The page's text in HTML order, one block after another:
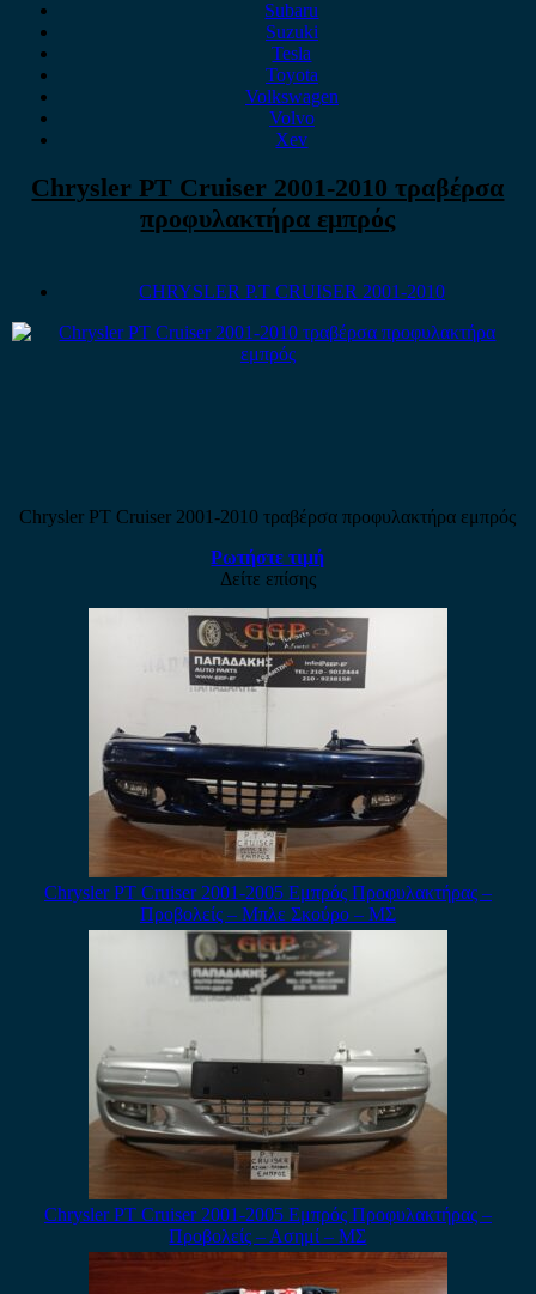
Subaru
Suzuki
Tesla
Toyota
Volkswagen
Volvo
Xev
Chrysler PT Cruiser 2001-2010 τραβέρσα
προφυλακτήρα εμπρός
CHRYSLER P.T CRUISER 2001-2010
Chrysler PT Cruiser 2001-2010 τραβέρσα προφυλακτήρα εμπρός
Ρωτήστε τιμή
Δείτε επίσης
Chrysler PT Cruiser 2001-2005 Εμπρός Προφυλακτήρας –
Προβολείς – Μπλε Σκούρο – ΜΣ
Chrysler PT Cruiser 2001-2005 Εμπρός Προφυλακτήρας –
Προβολείς – Ασημί – ΜΣ